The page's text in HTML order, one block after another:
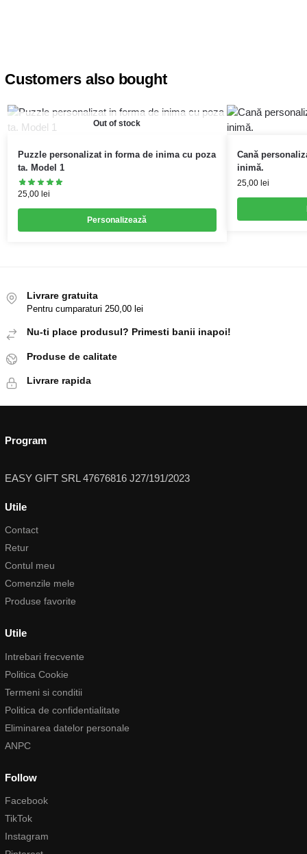
Customers also bought
Out of stock
Puzzle personalizat in forma de inima cu poza
ta. Model 1
25,00 lei
Personalizează
Cană
inimă.
25,00 lei
Livrare gratuita
Pentru cumparaturi 250,00 lei
Nu-ti place produsul? Primesti banii inapoi!
Produse de calitate
Livrare rapida
Program
EASY GIFT SRL 47676816 J27/191/2023
Utile
Contact
Retur
Contul meu
Comenzile mele
Produse favorite
Utile
Intrebari frecvente
Politica Cookie
Termeni si conditii
Politica de confidentialitate
Eliminarea datelor personale
ANPC
Follow
Facebook
TikTok
Instagram